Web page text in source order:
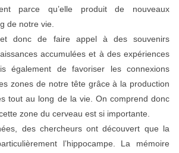
parce qu’elle produit de nouveaux
de notre vie.
donc de faire appel à des souvenirs
accumulées et à des expériences
également de favoriser les connexions
zones de notre tête grâce à la production
tout au long de la vie. On comprend donc
zone du cerveau est si importante.
des chercheurs ont découvert que la
l’hippocampe. La mémoire